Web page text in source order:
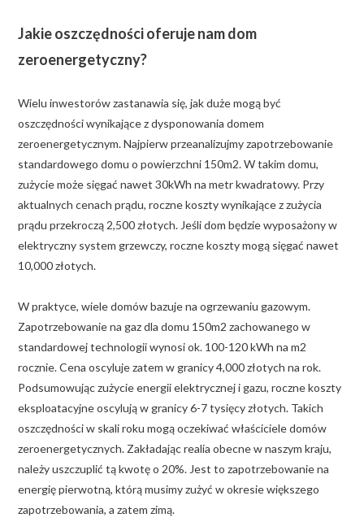
Jakie oszczędności oferuje nam dom
zeroenergetyczny?
Wielu inwestorów zastanawia się, jak duże mogą być
oszczędności wynikające z dysponowania domem
zeroenergetycznym. Najpierw przeanalizujmy zapotrzebowanie
standardowego domu o powierzchni 150m2. W takim domu,
zużycie może sięgać nawet 30kWh na metr kwadratowy. Przy
aktualnych cenach prądu, roczne koszty wynikające z zużycia
prądu przekroczą 2,500 złotych. Jeśli dom będzie wyposażony w
elektryczny system grzewczy, roczne koszty mogą sięgać nawet
10,000 złotych.
W praktyce, wiele domów bazuje na ogrzewaniu gazowym.
Zapotrzebowanie na gaz dla domu 150m2 zachowanego w
standardowej technologii wynosi ok. 100-120 kWh na m2
rocznie. Cena oscyluje zatem w granicy 4,000 złotych na rok.
Podsumowując zużycie energii elektrycznej i gazu, roczne koszty
eksploatacyjne oscylują w granicy 6-7 tysięcy złotych. Takich
oszczędności w skali roku mogą oczekiwać właściciele domów
zeroenergetycznych. Zakładając realia obecne w naszym kraju,
należy uszczuplić tą kwotę o 20%. Jest to zapotrzebowanie na
energię pierwotną, którą musimy zużyć w okresie większego
zapotrzebowania, a zatem zimą.